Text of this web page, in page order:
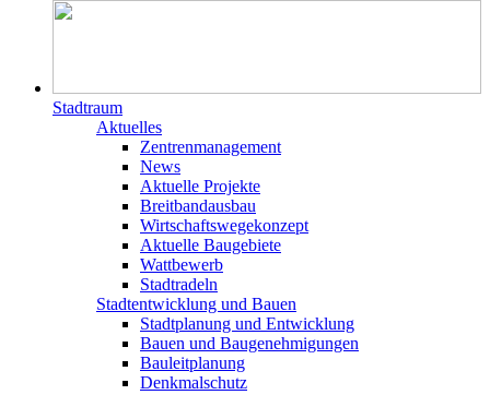
Stadtraum
Aktuelles
Zentrenmanagement
News
Aktuelle Projekte
Breitbandausbau
Wirtschaftswegekonzept
Aktuelle Baugebiete
Wattbewerb
Stadtradeln
Stadtentwicklung und Bauen
Stadtplanung und Entwicklung
Bauen und Baugenehmigungen
Bauleitplanung
Denkmalschutz